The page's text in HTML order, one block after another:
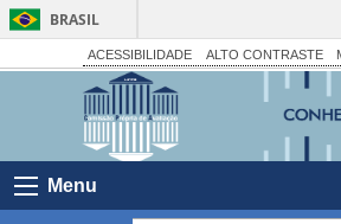
BRASIL
ACESSIBILIDADE ALTO CONTRASTE
Menu